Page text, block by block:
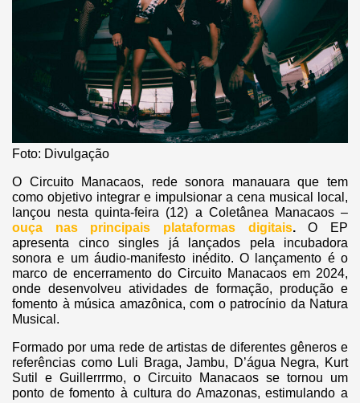
Foto: Divulgação
O Circuito Manacaos, rede sonora manauara que tem
como objetivo integrar e impulsionar a cena musical local,
lançou nesta quinta-feira (12) a Coletânea Manacaos –
ouça nas principais plataformas digitais.O EP
apresenta cinco singles já lançados pela incubadora
sonora e um áudio-manifesto inédito. O lançamento é o
marco de encerramento do Circuito Manacaos em 2024,
onde desenvolveu atividades de formação, produção e
fomento à música amazônica, com o patrocínio da Natura
Musical.
Formado por uma rede de artistas de diferentes gêneros e
referências como Luli Braga, Jambu, D’água Negra, Kurt
Sutil e Guillerrrmo, o Circuito Manacaos se tornou um
ponto de fomento à cultura do Amazonas, estimulando a